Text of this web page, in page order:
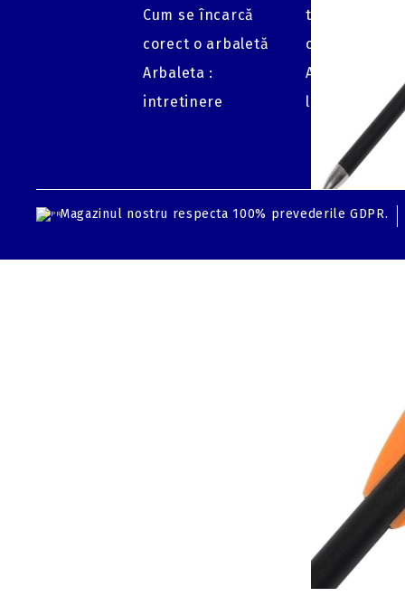
Cum se încarcă
corect o arbaletă
Arbaleta :
intretinere
trebuie
coarda?
Arbaleta :
luneta
GDPRMagazinul nostru respecta 100% prevederile GDPR.